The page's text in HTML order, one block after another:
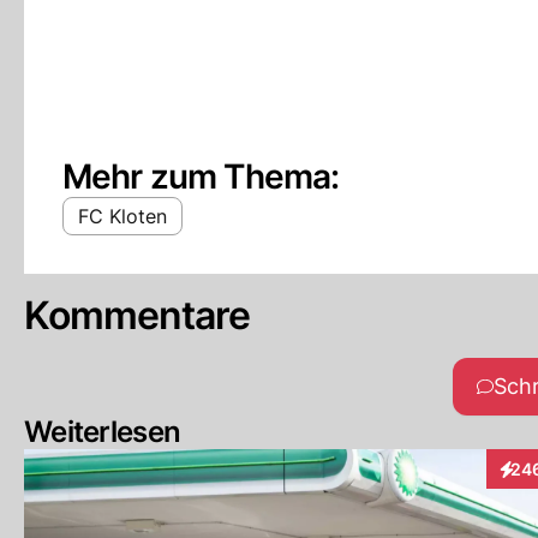
Mehr zum Thema:
FC Kloten
Kommentare
Weiterlesen